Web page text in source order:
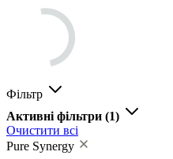
Фільтр
Активні фільтри (1)
Очистити всі
Pure Synergy